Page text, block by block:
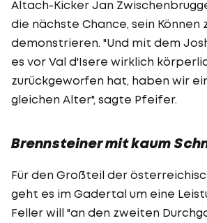
Altach-Kicker Jan
die nächste Chance, sein Können
demonstrieren. "Und mit dem
es vor Val d'Isere wirklich
zurückgeworfen hat, haben wir
gleichen Alter", sagte Pfeifer.
Brennsteiner mit kaum
Für den Großteil der
geht es im Gadertal um eine
Feller will "an den zweiten